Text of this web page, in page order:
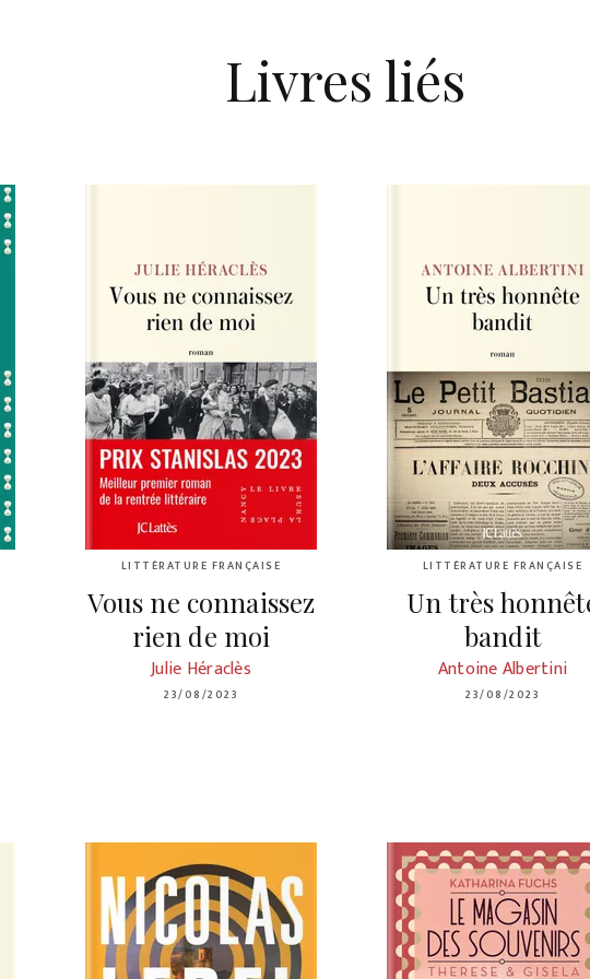
Livres liés
LITTÉRATURE FRANÇAISE
Vous ne connaissez
rien de moi
Julie Héraclès
23/08/2023
LITTÉRATURE FRANÇAISE
Un très
bandit
Antoine Albertini
23/08/2023